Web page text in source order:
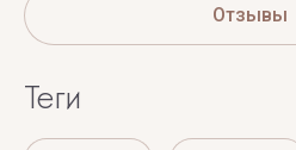
Отзывы
теги